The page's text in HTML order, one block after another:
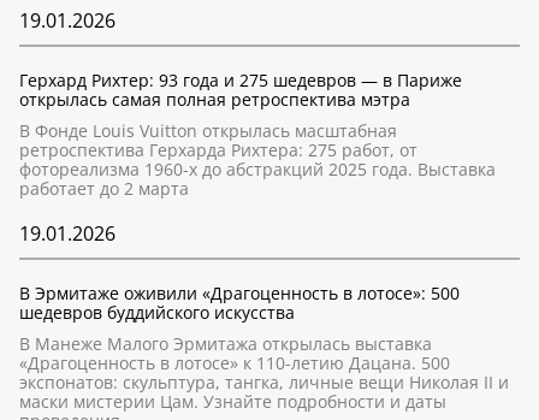
19.01.2026
Герхард Рихтер: 93 года и 275 шедевров — в Париже
открылась самая полная ретроспектива мэтра
В Фонде Louis Vuitton открылась масштабная
ретроспектива Герхарда Рихтера: 275 работ, от
фотореализма 1960-х до абстракций 2025 года. Выставка
работает до 2 марта
19.01.2026
В Эрмитаже оживили «Драгоценность в лотосе»: 500
шедевров буддийского искусства
В Манеже Малого Эрмитажа открылась выставка
«Драгоценность в лотосе» к 110-летию Дацана. 500
экспонатов: скульптура, тангка, личные вещи Николая II и
маски мистерии Цам. Узнайте подробности и даты